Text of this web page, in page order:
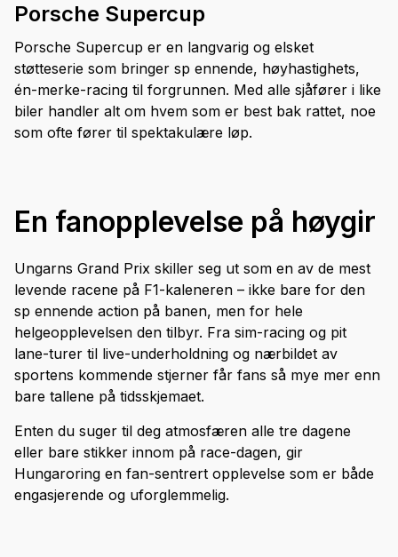
Porsche Supercup
Porsche Supercup er en langvarig og elsket
støtteserie som bringer sp ennende, høyhastighets,
én-merke-racing til forgrunnen. Med alle sjåfører i like
biler handler alt om hvem som er best bak rattet, noe
som ofte fører til spektakulære løp.
En fanopplevelse på høygir
Ungarns Grand Prix skiller seg ut som en av de mest
levende racene på F1-kaleneren – ikke bare for den
sp ennende action på banen, men for hele
helgeopplevelsen den tilbyr. Fra sim-racing og pit
lane-turer til live-underholdning og nærbildet av
sportens kommende stjerner får fans så mye mer enn
bare tallene på tidsskjemaet.
Enten du suger til deg atmosfæren alle tre dagene
eller bare stikker innom på race-dagen, gir
Hungaroring en fan-sentrert opplevelse som er både
engasjerende og uforglemmelig.